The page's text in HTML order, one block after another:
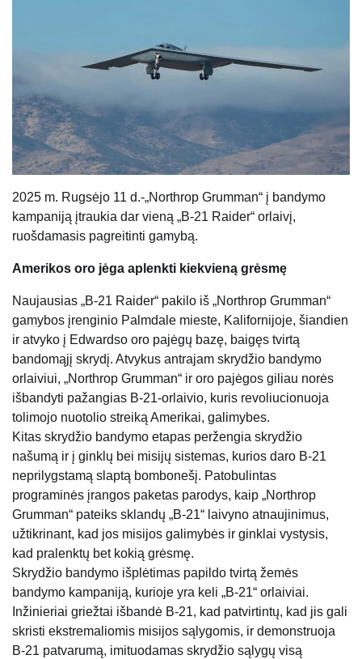
2025 m. Rugsėjo 11 d.-„Northrop Grumman“ į bandymo
kampaniją įtraukia dar vieną „B-21 Raider“ orlaivį,
ruošdamasis pagreitinti gamybą.
Amerikos oro jėga aplenkti kiekvieną grėsmę
Naujausias „B-21 Raider“ pakilo iš „Northrop Grumman“
gamybos įrenginio Palmdale mieste, Kalifornijoje, šiandien
ir atvyko į Edwardso oro pajėgų bazę, baigęs tvirtą
bandomąjį skrydį. Atvykus antrajam skrydžio bandymo
orlaiviui, „Northrop Grumman“ ir oro pajėgos giliau norės
išbandyti pažangias B-21-orlaivio, kuris revoliucionuoja
tolimojo nuotolio streiką Amerikai, galimybes.
Kitas skrydžio bandymo etapas peržengia skrydžio
našumą ir į ginklų bei misijų sistemas, kurios daro B-21
neprilygstamą slaptą bombonešį. Patobulintas
programinės įrangos paketas parodys, kaip „Northrop
Grumman“ pateiks sklandų „B-21“ laivyno atnaujinimus,
užtikrinant, kad jos misijos galimybės ir ginklai vystysis,
kad pralenktų bet kokią grėsmę.
Skrydžio bandymo išplėtimas papildo tvirtą žemės
bandymo kampaniją, kurioje yra keli „B-21“ orlaiviai.
Inžinieriai griežtai išbandė B-21, kad patvirtintų, kad jis gali
skristi ekstremaliomis misijos sąlygomis, ir demonstruoja
B-21 patvarumą, imituodamas skrydžio sąlygų visą